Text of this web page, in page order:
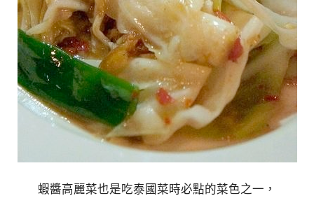
蝦醬高麗菜也是吃泰國菜時必點的菜色之一，